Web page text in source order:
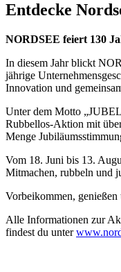
Entdecke
NORDSEE feiert 130
In diesem Jahr blickt
jährige
Innovation und
Unter dem Motto
Rubbellos-Aktion mit
Menge
Vom 18. Juni bis 13.
Mitmachen, rubbeln und
Vorbeikommen,
Alle Informationen zur
findest du unter